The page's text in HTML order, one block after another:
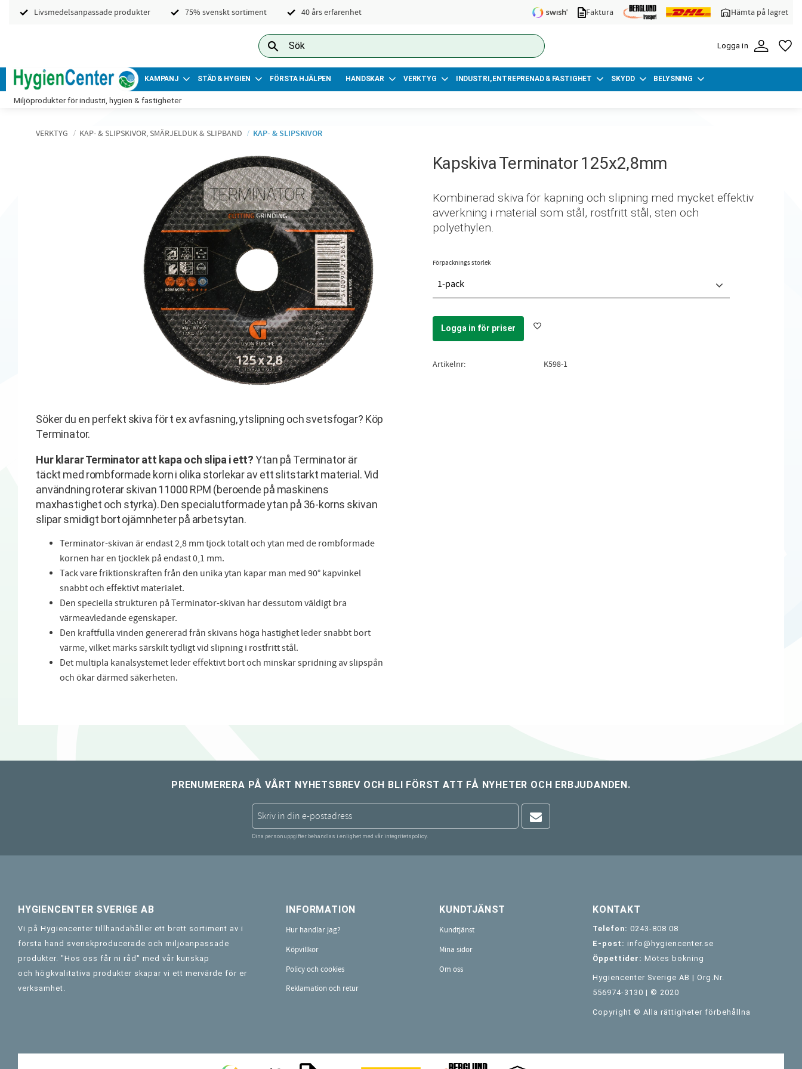
Livsmedelsanpassade produkter 75% svenskt sortiment 40 års erfarenhet Faktura Hämta på lagret
Logga in
KAMPANJ STÄD & HYGIEN FÖRSTA HJÄLPEN HANDSKAR VERKTYG INDUSTRI, ENTREPRENAD & FASTIGHET SKYDD BELYSNING
Miljöprodukter för industri, hygien & fastigheter
VERKTYG KAP- & SLIPSKIVOR, SMÄRJELDUK & SLIPBAND KAP- & SLIPSKIVOR
Kapskiva Terminator 125x2,8mm
Kombinerad skiva för kapning och slipning med mycket effektiv
avverkning i material som stål, rostfritt stål, sten och
polyethylen.
Förpacknings storlek
1-pack
Logga in för priser Lägg till i favoriter
Artikelnr K598-1
Söker du en perfekt skiva för t ex avfasning, ytslipning och svetsfogar? Köp
Terminator.
Hur klarar Terminator att kapa och slipa i ett?Ytan på Terminator är
täckt med rombformade korn i olika storlekar av ett slitstarkt material. Vid
användning roterar skivan 11000 RPM (beroende på maskinens
maxhastighet och styrka). Den specialutformade ytan på 36-korns skivan
slipar smidigt bort ojämnheter på arbetsytan.
Terminator-skivan är endast 2,8 mm tjock totalt och ytan med de rombformade
kornen har en tjocklek på endast 0,1 mm.
Tack vare friktionskraften från den unika ytan kapar man med 90° kapvinkel
snabbt och effektivt materialet.
Den speciella strukturen på Terminator-skivan har dessutom väldigt bra
värmeavledande egenskaper.
Den kraftfulla vinden genererad från skivans höga hastighet leder snabbt bort
värme, vilket märks särskilt tydligt vid slipning i rostfritt stål.
Det multipla kanalsystemet leder effektivt bort och minskar spridning av slipspån
och ökar därmed säkerheten.
PRENUMERERA PÅ VÅRT NYHETSBREV OCH BLI FÖRST ATT FÅ NYHETER OCH ERBJUDANDEN.
Dina personuppgifter behandlas i enlighet med vår integritetspolicy.
HYGIENCENTER SVERIGE AB
Vi på Hygiencenter tillhandahåller ett brett sortiment av i
första hand svenskproducerade och miljöanpassade
produkter. "Hos oss får ni råd" med vår kunskap
och högkvalitativa produkter skapar vi ett mervärde för er
verksamhet.
INFORMATION
Hur handlar jag?
Köpvillkor
Policy och cookies
Reklamation och retur
KUNDTJÄNST
Kundtjänst
Mina sidor
Om oss
KONTAKT
Telefon: 0243-808 08
E-post: info@hygiencenter.se
Öppettider: Mötes bokning
Hygiencenter Sverige AB | Org.Nr.
556974-3130 | © 2020
Copyright © Alla rättigheter förbehållna